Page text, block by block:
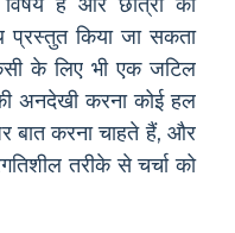
प्रस्तुत किया जा सकता
के लिए भी एक जटिल
अनदेखी करना कोई हल
बात करना चाहते हैं, और
तरीके से चर्चा को